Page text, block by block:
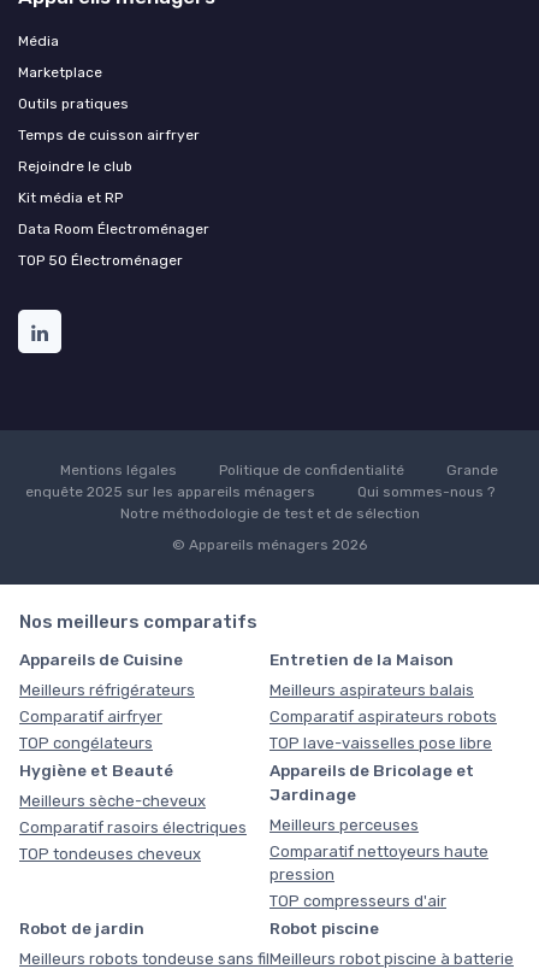
Média
Marketplace
Outils pratiques
Temps de cuisson airfryer
Rejoindre le club
Kit média et RP
Data Room Électroménager
TOP 50 Électroménager
Mentions légales Politique de confidentialité
Grande
enquête 2025 sur les appareils ménagers
Qui sommes-nous ?
Notre méthodologie de test et de sélection
© Appareils ménagers 2026
Nos meilleurs comparatifs
Appareils de Cuisine
Meilleurs réfrigérateurs
Comparatif airfryer
TOP congélateurs
Entretien de la Maison
Meilleurs aspirateurs balais
Comparatif aspirateurs robots
TOP lave-vaisselles pose libre
Hygiène et Beauté
Meilleurs sèche-cheveux
Comparatif rasoirs électriques
TOP tondeuses cheveux
Appareils de Bricolage et
Jardinage
Meilleurs perceuses
Comparatif nettoyeurs haute
pression
TOP compresseurs d'air
Robot de jardin
Meilleurs robots tondeuse sans fil
Robot piscine
Meilleurs robot piscine à batterie